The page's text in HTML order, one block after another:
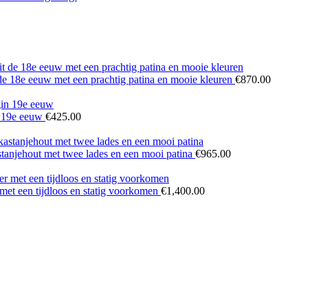
eeuw met een prachtig patina en mooie kleuren €870.00
eeuw €425.00
met twee lades en een mooi patina €965.00
een tijdloos en statig voorkomen €1,400.00